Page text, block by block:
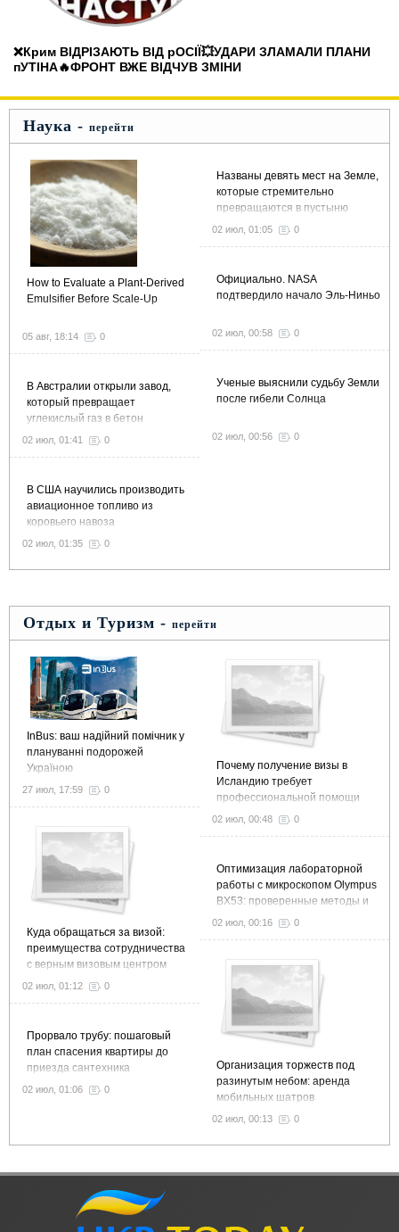
❌Крим ВІДРІЗАЮТЬ ВІД рОСІЇ💥УДАРИ ЗЛАМАЛИ ПЛАНИ
пУТІНА🔥ФРОНТ ВЖЕ ВІДЧУВ ЗМІНИ
Наука - перейти
How to Evaluate a Plant-Derived
Emulsifier Before Scale-Up
05 авг, 18:14 0
В Австралии открыли завод,
который превращает
углекислый газ в бетон
02 июл, 01:41 0
В США научились производить
авиационное топливо из
коровьего навоза
02 июл, 01:35 0
Названы девять мест на Земле,
которые стремительно
превращаются в пустыню
02 июл, 01:05 0
Официально. NASA
подтвердило начало Эль-Ниньо
02 июл, 00:58 0
Ученые выяснили судьбу Земли
после гибели Солнца
02 июл, 00:56 0
Отдых и Туризм - перейти
InBus: ваш надійний помічник у
плануванні подорожей
Україною
27 июл, 17:59 0
Куда обращаться за визой:
преимущества сотрудничества
с верным визовым центром
02 июл, 01:12 0
Прорвало трубу: пошаговый
план спасения квартиры до
приезда сантехника
02 июл, 01:06 0
Почему получение визы в
Исландию требует
профессиональной помощи
02 июл, 00:48 0
Оптимизация лабораторной
работы с микроскопом Olympus
BX53: проверенные методы и
рекомендации
02 июл, 00:16 0
Организация торжеств под
разинутым небом: аренда
мобильных шатров
02 июл, 00:13 0